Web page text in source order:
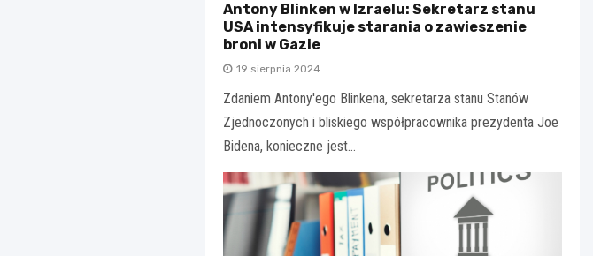
Antony Blinken w Izraelu: Sekretarz stanu
USA intensyfikuje starania o zawieszenie
broni w Gazie
19 sierpnia 2024
Zdaniem Antony'ego Blinkena, sekretarza stanu Stanów
Zjednoczonych i bliskiego współpracownika prezydenta Joe
Bidena, konieczne jest…